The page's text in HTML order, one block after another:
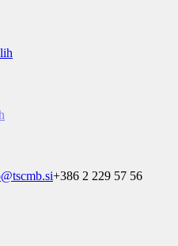
+386 2 229 57 56